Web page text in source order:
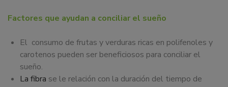
Factores que ayudan a conciliar el sueño
El consumo de frutas y verduras ricas en polifenoles y
carotenos pueden ser beneficiosos para conciliar el
sueño.
La fibra se le relación con la duración del tiempo de